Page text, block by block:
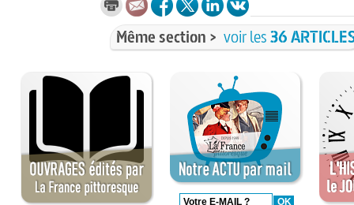
Même section > voir les36